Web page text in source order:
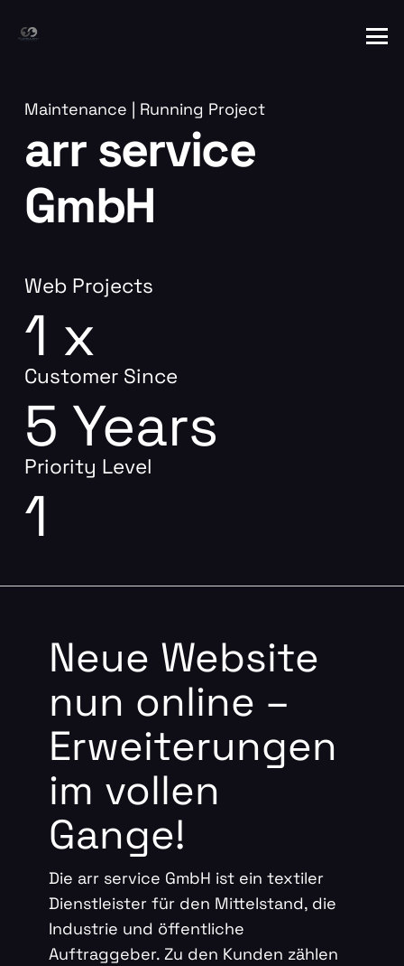
Maintenance | Running Project
arr service
GmbH
Web Projects
1 x
Customer Since
5 Years
Priority Level
1
Neue Website
nun online –
Erweiterungen
im vollen
Gange!
Die arr service GmbH ist ein textiler
Dienstleister für den Mittelstand, die
Industrie und öffentliche
Auftraggeber. Zu den Kunden zählen